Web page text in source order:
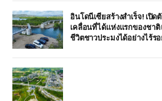
อินโดนีเซียสร้างสำเร็จ! เปิ
เคลื่อนที่ได้แห่งแรกของชา
ชีวิตชาวประมงได้อย่างไร้ร